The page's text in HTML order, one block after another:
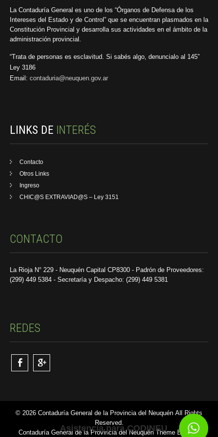
La Contaduría General es uno de los “Órganos de Defensa de los
Intereses del Estado y de Control” que se encuentran plasmados en la
Constitución Provincial y desarrolla sus actividades en el ámbito de la
administración provincial.
“Trata de personas es esclavitud. Si sabés algo, denuncialo al 145”
Ley 3186
Email: contaduria@neuquen.gov.ar
LINKS DE INTERÉS
Contacto
Otros Links
Ingreso
CHIC@S EXTRAVIAD@S – Ley 3151
CONTACTO
La Rioja N° 229 - Neuquén Capital CP8300 - Padrón de Proveedores:
(299) 449 5384 - Secretaría y Despacho: (299) 449 5381
REDES
© 2026 Contaduría General de la Provincia del Neuquén All Rights
Reserved.
Contaduría General de la Provincia del Neuquén Theme By SKT
Asistencia para CODINEU